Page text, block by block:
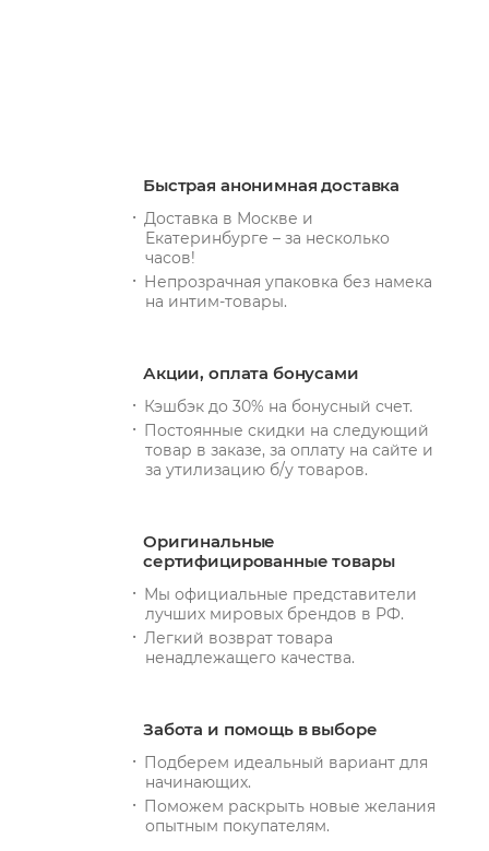
Быстрая анонимная доставка
Доставка в Москве и
Екатеринбурге – за несколько
часов!
Непрозрачная упаковка без намека
на интим-товары.
Акции, оплата бонусами
Кэшбэк до 30% на бонусный счет.
Постоянные скидки на следующий
товар в заказе, за оплату на сайте и
за утилизацию б/у товаров.
Оригинальные
сертифицированные товары
Мы официальные представители
лучших мировых брендов в РФ.
Легкий возврат товара
ненадлежащего качества.
Забота и помощь в выборе
Подберем идеальный вариант для
начинающих.
Поможем раскрыть новые желания
опытным покупателям.